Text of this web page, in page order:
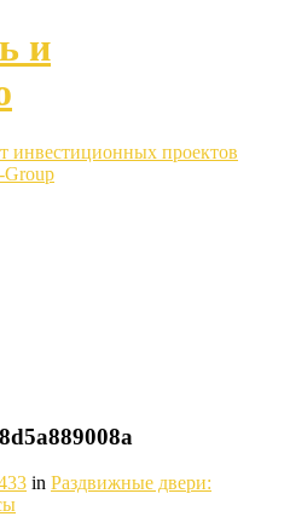
и
инвестиционных проектов
Group
in Раздвижные двери: